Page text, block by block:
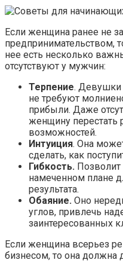
Если женщина ранее не
предпринимательством,
нее есть несколько
отсутствуют у мужчин:
Терпение. Девушки
не требуют
прибыли. Даже
женщину перестать
возможностей.
Интуиция. Она
сделать, как
Гибкость. Позволит
намеченном плане
результата.
Обаяние. Оно
углов, привлечь
заинтересованных
Если женщина всерьез
бизнесом, то она должна